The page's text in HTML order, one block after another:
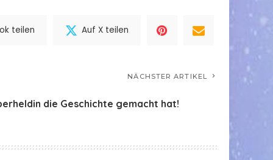
teilen Auf X teilen
NÄCHSTER ARTIKEL
die Geschichte gemacht hat!